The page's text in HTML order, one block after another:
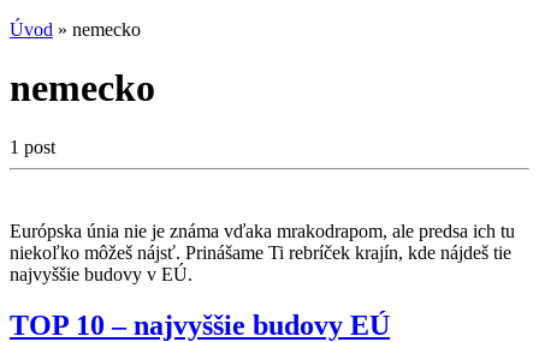
Úvod » nemecko
nemecko
1 post
Európska únia nie je známa vďaka mrakodrapom, ale predsa ich tu
niekoľko môžeš nájsť. Prinášame Ti rebríček krajín, kde nájdeš tie
najvyššie budovy v EÚ.
TOP 10 – najvyššie budovy EÚ